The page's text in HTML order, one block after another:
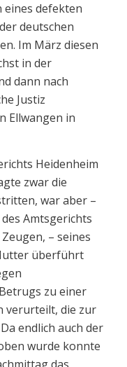
defekten
deutschen
Im März diesen
in der
dann nach
Justiz
Ellwangen in
Heidenheim
zwar die
war aber –
Amtsgerichts
– seines
überführt
zu einer
verurteilt, die zur
endlich auch der
wurde konnte